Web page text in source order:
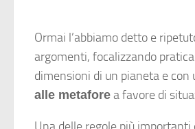
Ormai l’abbiamo detto e
argomenti, focalizzando
dimensioni di un pianeta e con
alle metafore a favore di